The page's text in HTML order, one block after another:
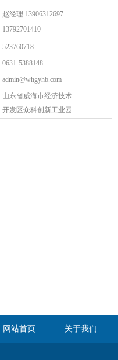
赵经理 13906312697
13792701410
523760718
0631-5388148
admin@whgyhb.com
山东省威海市经济技术
开发区众科创新工业园
网站首页 关于我们